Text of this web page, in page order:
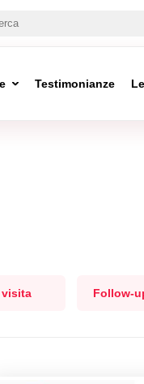
Testimonianze
visita Follow-